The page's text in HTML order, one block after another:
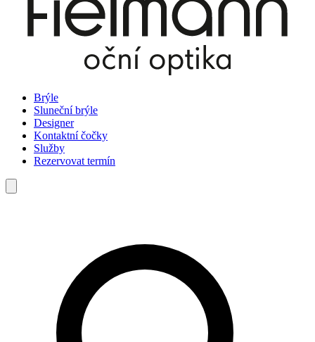
Brýle
Sluneční brýle
Designer
Kontaktní čočky
Služby
Rezervovat termín